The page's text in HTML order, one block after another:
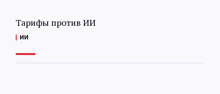
Тарифы против ИИ
ИИ